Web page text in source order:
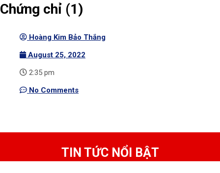
Chứng chỉ (1)
Hoàng Kim Bảo Thắng
August 25, 2022
2:35 pm
No Comments
TIN TỨC NỔI BẬT